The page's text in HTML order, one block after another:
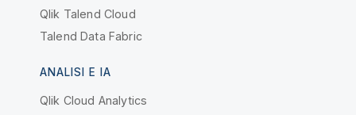
Qlik Talend Cloud
Talend Data Fabric
ANALISI E IA
Qlik Cloud Analytics